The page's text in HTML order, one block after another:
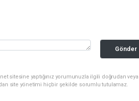
Gönder
sitesine yaptığınız yorumunuzla ilgili doğrudan veya
site yönetimi hiçbir şekilde sorumlu tutulamaz.